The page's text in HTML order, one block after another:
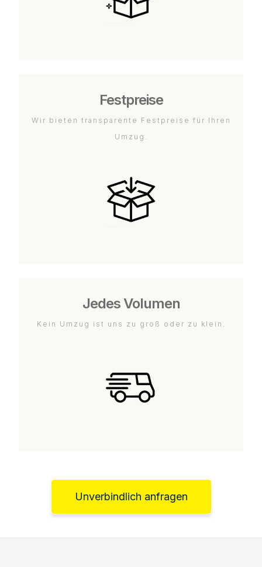
Festpreise
Wir bieten transparente Festpreise für Ihren
Umzug.
Jedes Volumen
Kein Umzug ist uns zu groß oder zu klein.
Unverbindlich anfragen